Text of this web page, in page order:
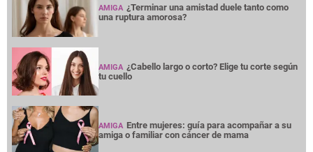
AMIGA ¿Terminar una amistad duele tanto como
una ruptura amorosa?
AMIGA ¿Cabello largo o corto? Elige tu corte según
tu cuello
AMIGA Entre mujeres: guía para acompañar a su
amiga o familiar con cáncer de mama